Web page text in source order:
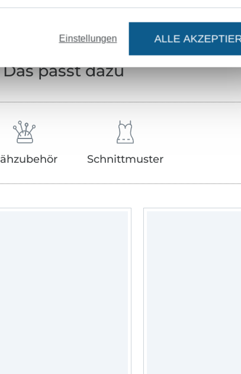
passt dazu
Schnittmuster
Einstellungen ALLE